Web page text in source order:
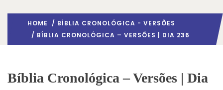
HOME / BÍBLIA CRONOLÓGICA - VERSÕES
/ BÍBLIA CRONOLÓGICA – VERSÕES | DIA 236
Bíblia Cronológica – Versões | Dia